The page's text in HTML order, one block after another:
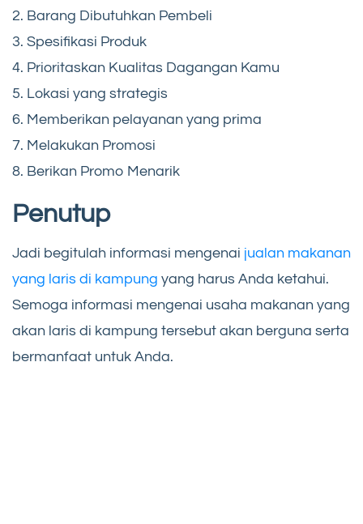
2. Barang Dibutuhkan Pembeli
3. Spesifikasi Produk
4. Prioritaskan Kualitas Dagangan Kamu
5. Lokasi yang strategis
6. Memberikan pelayanan yang prima
7. Melakukan Promosi
8. Berikan Promo Menarik
Penutup
Jadi begitulah informasi mengenai jualan makanan
yang laris di kampung yang harus Anda ketahui.
Semoga informasi mengenai usaha makanan yang
akan laris di kampung tersebut akan berguna serta
bermanfaat untuk Anda.